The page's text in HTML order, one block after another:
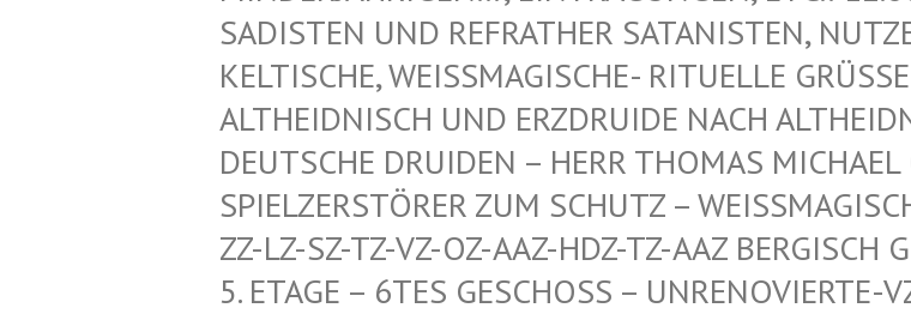
DISTEN UND REFRATHER SATANISTEN,
LTISCHE, WEISSMAGISCHE- RITUELLE GRÜSSE –
IDNISCH UND ERZDRUIDE NACH
CHE DRUIDEN – HERR THOMAS MICHAEL
ZERSTÖRER ZUM SCHUTZ – WEISSMAGISCH
SZ-TZ-VZ-OZ-AAZ-HDZ-TZ-AAZ BERGISCH
GE – 6TES GESCHOSS – UNRENOVIERTE-VZ